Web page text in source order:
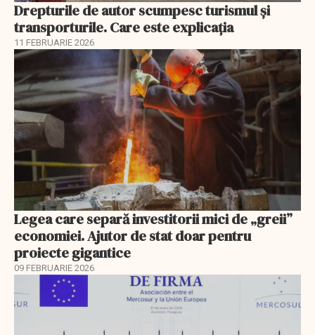
Drepturile de autor scumpesc turismul și
transporturile. Care este explicația
11 FEBRUARIE 2026
Legea care separă investitorii mici de „greii”
economiei. Ajutor de stat doar pentru
proiecte gigantice
09 FEBRUARIE 2026